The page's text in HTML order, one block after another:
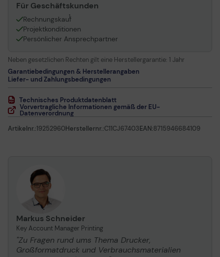
Für Geschäftskunden
Rechnungskauf
1
Projektkonditionen
Persönlicher Ansprechpartner
Neben gesetzlichen Rechten gilt eine Herstellergarantie: 1 Jahr
Garantiebedingungen & Herstellerangaben
Liefer- und Zahlungsbedingungen
Technisches Produktdatenblatt
Vorvertragliche Informationen gemäß der EU-
Datenverordnung
Artikelnr.:19252960Herstellernr.:C11CJ67403EAN:8715946684109
Markus Schneider
Key Account Manager Printing
"Zu Fragen rund ums Thema Drucker,
Großformatdruck und Verbrauchsmaterialien